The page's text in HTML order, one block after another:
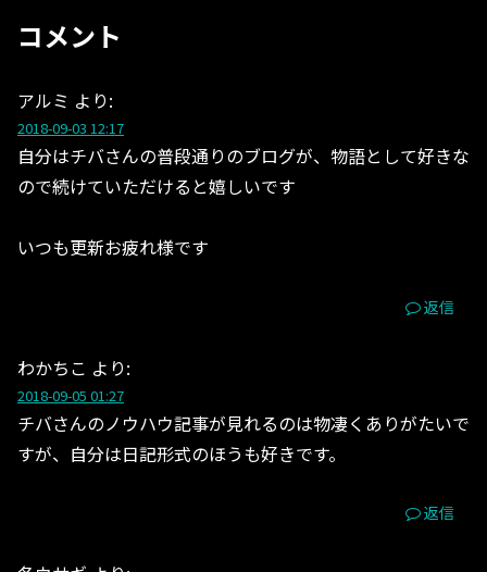
コメント
アルミ より:
2018-09-03 12:17
自分はチバさんの普段通りのブログが、物語として好きな
ので続けていただけると嬉しいです
いつも更新お疲れ様です
返信
わかちこ より:
2018-09-05 01:27
チバさんのノウハウ記事が見れるのは物凄くありがたいで
すが、自分は日記形式のほうも好きです。
返信